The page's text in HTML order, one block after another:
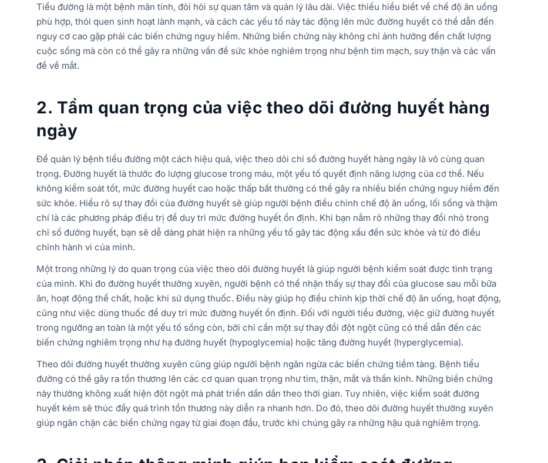
Tiểu đường là một bệnh mãn tính, đòi hỏi sự quan tâm và quản lý lâu dài. Việc thiếu hiểu biết về chế độ ăn uống
phù hợp, thói quen sinh hoạt lành mạnh, và cách các yếu tố này tác động lên mức đường huyết có thể dẫn đến
nguy cơ cao gặp phải các biến chứng nguy hiểm. Những biến chứng này không chỉ ảnh hưởng đến chất lượng
cuộc sống mà còn có thể gây ra những vấn đề sức khỏe nghiêm trọng như bệnh tim mạch, suy thận và các vấn
đề về mắt.
2. Tầm quan trọng của việc theo dõi đường huyết hàng
ngày
Để quản lý bệnh tiểu đường một cách hiệu quả, việc theo dõi chỉ số đường huyết hàng ngày là vô cùng quan
trọng. Đường huyết là thước đo lượng glucose trong máu, một yếu tố quyết định năng lượng của cơ thể. Nếu
không kiểm soát tốt, mức đường huyết cao hoặc thấp bất thường có thể gây ra nhiều biến chứng nguy hiểm đến
sức khỏe. Hiểu rõ sự thay đổi của đường huyết sẽ giúp người bệnh điều chỉnh chế độ ăn uống, lối sống và thậm
chí là các phương pháp điều trị để duy trì mức đường huyết ổn định. Khi bạn nắm rõ những thay đổi nhỏ trong
chỉ số đường huyết, bạn sẽ dễ dàng phát hiện ra những yếu tố gây tác động xấu đến sức khỏe và từ đó điều
chỉnh hành vi của mình.
Một trong những lý do quan trọng của việc theo dõi đường huyết là giúp người bệnh kiểm soát được tình trạng
của mình. Khi đo đường huyết thường xuyên, người bệnh có thể nhận thấy sự thay đổi của glucose sau mỗi bữa
ăn, hoạt động thể chất, hoặc khi sử dụng thuốc. Điều này giúp họ điều chỉnh kịp thời chế độ ăn uống, hoạt động,
cũng như việc dùng thuốc để duy trì mức đường huyết ổn định. Đối với người tiểu đường, việc giữ đường huyết
trong ngưỡng an toàn là một yếu tố sống còn, bởi chỉ cần một sự thay đổi đột ngột cũng có thể dẫn đến các
biến chứng nghiêm trọng như hạ đường huyết (hypoglycemia) hoặc tăng đường huyết (hyperglycemia).
Theo dõi đường huyết thường xuyên cũng giúp người bệnh ngăn ngừa các biến chứng tiềm tàng. Bệnh tiểu
đường có thể gây ra tổn thương lên các cơ quan quan trọng như tim, thận, mắt và thần kinh. Những biến chứng
này thường không xuất hiện đột ngột mà phát triển dần dần theo thời gian. Tuy nhiên, việc kiểm soát đường
huyết kém sẽ thúc đẩy quá trình tổn thương này diễn ra nhanh hơn. Do đó, theo dõi đường huyết thường xuyên
giúp ngăn chặn các biến chứng ngay từ giai đoạn đầu, trước khi chúng gây ra những hậu quả nghiêm trọng.